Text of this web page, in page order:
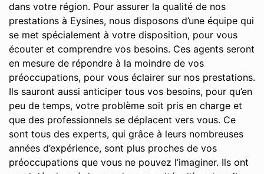
dans votre région. Pour assurer la qualité de nos
prestations à Eysines, nous disposons d’une équipe qui
se met spécialement à votre disposition, pour vous
écouter et comprendre vos besoins. Ces agents seront
en mesure de répondre à la moindre de vos
préoccupations, pour vous éclairer sur nos prestations.
Ils sauront aussi anticiper tous vos besoins, pour qu’en
peu de temps, votre problème soit pris en charge et
que des professionnels se déplacent vers vous. Ce
sont tous des experts, qui grâce à leurs nombreuses
années d’expérience, sont plus proches de vos
préoccupations que vous ne pouvez l’imaginer. Ils ont